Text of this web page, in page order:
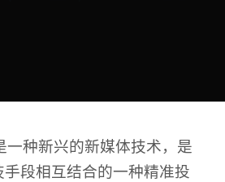
种新兴的新媒体技术，是
段相互结合的一种精准投